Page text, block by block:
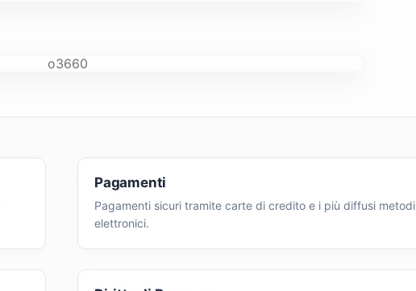
Pagamenti
Pagamenti sicuri tramite carte di credito e i più diffusi metodi
elettronici.